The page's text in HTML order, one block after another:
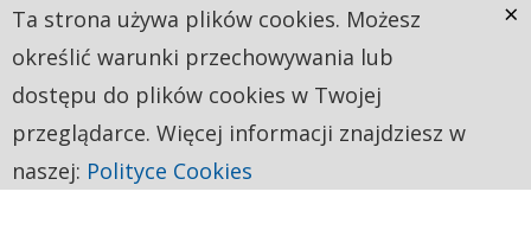
Ta strona używa plików cookies. Możesz
określić warunki przechowywania lub
dostępu do plików cookies w Twojej
przeglądarce. Więcej informacji znajdziesz w
naszej: Polityce Cookies
×